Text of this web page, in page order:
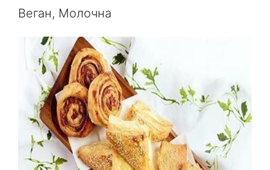
Веган, Молочна